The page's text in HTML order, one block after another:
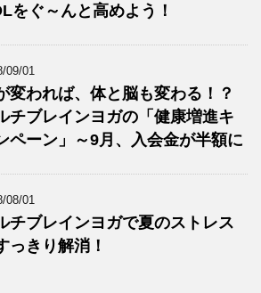
をぐ～んと高めよう！
09/01
変われば、体と脳も変わる！？
チブレインヨガの「健康増進キ
ペーン」～9月、入会金が半額に
08/01
チブレインヨガで夏のストレス
っきり解消！